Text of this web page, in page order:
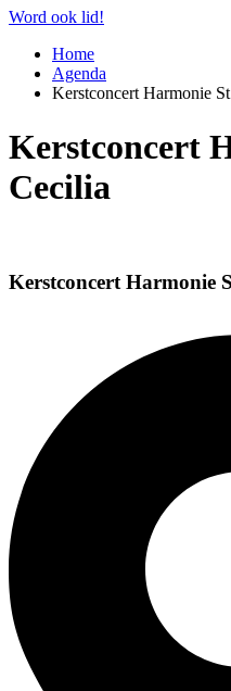
Word ook lid!
Home
Agenda
Kerstconcert Harmonie
Kerstconcert
Cecilia
Kerstconcert Harmonie